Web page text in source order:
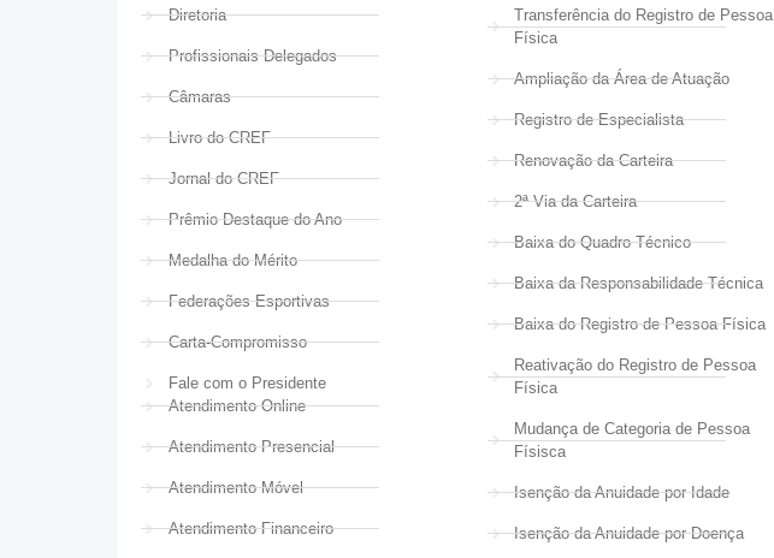
Diretoria
Profissionais Delegados
Câmaras
Livro do CREF
Jornal do CREF
Prêmio Destaque do Ano
Medalha do Mérito
Federações Esportivas
Carta-Compromisso
Fale com o Presidente
Atendimento Online
Atendimento Presencial
Atendimento Móvel
Atendimento Financeiro
Transferência do Registro de Pessoa
Física
Ampliação da Área de Atuação
Registro de Especialista
Renovação da Carteira
2ª Via da Carteira
Baixa do Quadro Técnico
Baixa da Responsabilidade Técnica
Baixa do Registro de Pessoa Física
Reativação do Registro de Pessoa
Física
Mudança de Categoria de Pessoa
Físisca
Isenção da Anuidade por Idade
Isenção da Anuidade por Doença